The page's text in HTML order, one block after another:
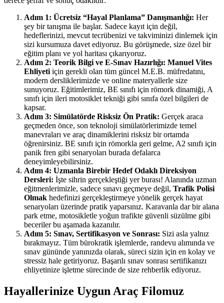
Adım 1: Ücretsiz “Hayal Planlama” Danışmanlığı: Her
şey bir tanışma ile başlar. Sadece kayıt için değil,
hedeflerinizi, mevcut tecrübenizi ve takviminizi dinlemek için
sizi kursumuza davet ediyoruz. Bu görüşmede, size özel bir
eğitim planı ve yol haritası çıkarıyoruz.
Adım 2: Teorik Bilgi ve E-Sınav Hazırlığı: Manuel Vites
Ehliyeti için gerekli olan tüm güncel M.E.B. müfredatını,
modern dersliklerimizde ve online materyallerle size
sunuyoruz. Eğitimlerimiz, BE sınıfı için römork dinamiği, A
sınıfı için ileri motosiklet tekniği gibi sınıfa özel bilgileri de
kapsar.
Adım 3: Simülatörde Risksiz Ön Pratik: Gerçek araca
geçmeden önce, son teknoloji simülatörlerimizde temel
manevraları ve araç dinamiklerini risksiz bir ortamda
öğrenirsiniz. BE sınıfı için römorkla geri gelme, A2 sınıfı için
panik fren gibi senaryoları burada defalarca
deneyimleyebilirsiniz.
Adım 4: Uzmanla Birebir Hedef Odaklı Direksiyon
Dersleri: İşte sihrin gerçekleştiği yer burası! Alanında uzman
eğitmenlerimizle, sadece sınavı geçmeye değil, Trafik Polisi
Olmak hedefinizi gerçekleştirmeye yönelik gerçek hayat
senaryoları üzerinde pratik yaparsınız. Karavanla dar bir alana
park etme, motosikletle yoğun trafikte güvenli süzülme gibi
beceriler bu aşamada kazanılır.
Adım 5: Sınav, Sertifikasyon ve Sonrası: Sizi asla yalnız
bırakmayız. Tüm bürokratik işlemlerde, randevu alımında ve
sınav gününde yanınızda olarak, süreci sizin için en kolay ve
stressiz hale getiriyoruz. Başarılı sınav sonrası sertifikanızı
ehliyetinize işletme sürecinde de size rehberlik ediyoruz.
Hayallerinize Uygun Araç Filomuz